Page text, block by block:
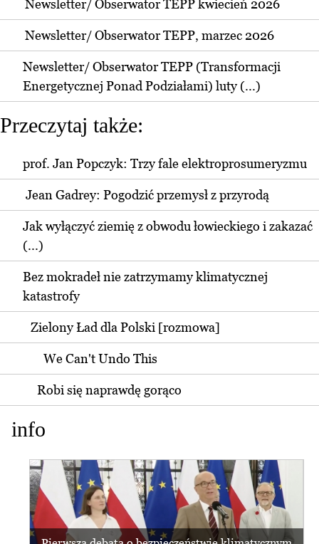
Newsletter/ Obserwator TEPP kwiecień 2026
Newsletter/ Obserwator TEPP, marzec 2026
Newsletter/ Obserwator TEPP (Transformacji
Energetycznej Ponad Podziałami) luty (...)
Przeczytaj także:
prof. Jan Popczyk: Trzy fale elektroprosumeryzmu
Jean Gadrey: Pogodzić przemysł z przyrodą
Jak wyłączyć ziemię z obwodu łowieckiego i zakazać
(...)
Bez mokradeł nie zatrzymamy klimatycznej
katastrofy
Zielony Ład dla Polski [rozmowa]
We Can't Undo This
Robi się naprawdę gorąco
info